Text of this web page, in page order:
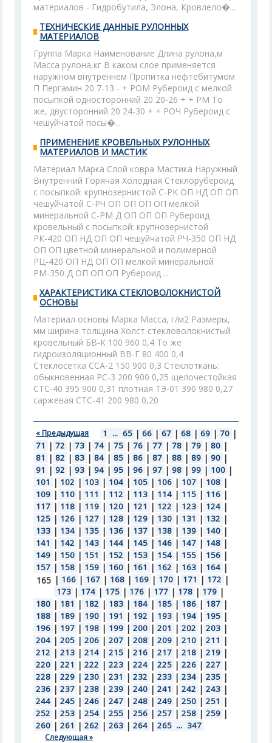
материалов - Гидробутила, Элона, Кровлело�...
ТЕХНИЧЕСКИЕ ДАННЫЕ РУЛОННЫХ
МАТЕРИАЛОВ
Группа Марка Наименование Длина рулона,м
Масса рулона,кг В каком слое применяется
наружном внутреннем Пропитка нефтебитумом
П Пергамин 20 7-13 - + РОМ Рубероид с мелкой
посыпкой односторонний 20 20-26 + + РМ То
же, двусторонний 20 24-30 + + РОЧ Рубероид с
чешуйчатой посы�...
ПРИМЕНЕНИЕ КРОВЕЛЬНЫХ РУЛОННЫХ
МАТЕРИАЛОВ И МАСТИК
Материал Марка Слой ковра Мастика Наружный
Внутренний Горячая Холодная Стеклорубероид
с посыпкой: крупнозернистой С-РК ОП НД ОП ОП
чешуйчатой С-РЧ ОП ОП ОП ОП мелкой
минеральной С-РМ Д ОП ОП ОП Рубероид
кровельный с посыпкой: крупнозернистой
РК-420 ОП НД ОП ОП чешуйчатой РЧ-350 ОП НД
ОП ОП цветной минеральной и полимерной
РЦ-420 ОП НД ОП ОП мелкой минеральной
РМ-350 Д ОП ОП ОП Рубероид ...
ХАРАКТЕРИСТИКА СТЕКЛОВОЛОКНИСТОЙ
ОСНОВЫ
Материал основы Марка Масса, г/м2 Размеры,
мм ширина толщина Холст стекловолокнистый
кровельный БВ-К 100 960 0,4 То же
гидроизоляционный ВВ-Г 80 400 0,4
Стеклосетка ССА-2 150 900 0,3 Стеклоткань:
обыкновенная РС-3 200 900 0,25 щелочестойкая
СТС-40 395 900 0,31 плотная ТЭ-01 390 980 0,27
саржевая СТС-41 200 980 0,20
« Предыдущая 1 ... 65 | 66 | 67 | 68 | 69 | 70 |
71 | 72 | 73 | 74 | 75 | 76 | 77 | 78 | 79 | 80 |
81 | 82 | 83 | 84 | 85 | 86 | 87 | 88 | 89 | 90 |
91 | 92 | 93 | 94 | 95 | 96 | 97 | 98 | 99 | 100 |
101 | 102 | 103 | 104 | 105 | 106 | 107 | 108 |
109 | 110 | 111 | 112 | 113 | 114 | 115 | 116 |
117 | 118 | 119 | 120 | 121 | 122 | 123 | 124 |
125 | 126 | 127 | 128 | 129 | 130 | 131 | 132 |
133 | 134 | 135 | 136 | 137 | 138 | 139 | 140 |
141 | 142 | 143 | 144 | 145 | 146 | 147 | 148 |
149 | 150 | 151 | 152 | 153 | 154 | 155 | 156 |
157 | 158 | 159 | 160 | 161 | 162 | 163 | 164 |
165 | 166 | 167 | 168 | 169 | 170 | 171 | 172 |
173 | 174 | 175 | 176 | 177 | 178 | 179 |
180 | 181 | 182 | 183 | 184 | 185 | 186 | 187 |
188 | 189 | 190 | 191 | 192 | 193 | 194 | 195 |
196 | 197 | 198 | 199 | 200 | 201 | 202 | 203 |
204 | 205 | 206 | 207 | 208 | 209 | 210 | 211 |
212 | 213 | 214 | 215 | 216 | 217 | 218 | 219 |
220 | 221 | 222 | 223 | 224 | 225 | 226 | 227 |
228 | 229 | 230 | 231 | 232 | 233 | 234 | 235 |
236 | 237 | 238 | 239 | 240 | 241 | 242 | 243 |
244 | 245 | 246 | 247 | 248 | 249 | 250 | 251 |
252 | 253 | 254 | 255 | 256 | 257 | 258 | 259 |
260 | 261 | 262 | 263 | 264 | 265 ... 347
Следующая »